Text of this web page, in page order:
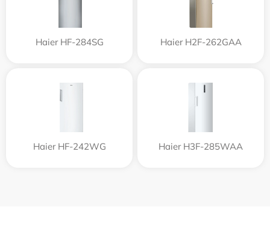
Haier HF-284SG Haier H2F-262GAA
Haier HF-242WG Haier H3F-285WAA